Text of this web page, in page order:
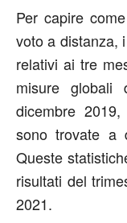
Per capire
voto a distanza,
relativi ai tre
misure globali
dicembre
sono trovate a
Queste
risultati del
2021.